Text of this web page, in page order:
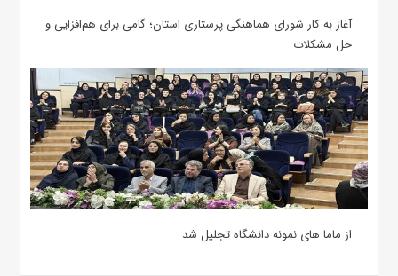
آغاز به کار شورای هماهنگی پرستاری استان؛ گامی برای هم‌افزایی و
حل مشکلات
از ماما های نمونه دانشگاه تجلیل شد